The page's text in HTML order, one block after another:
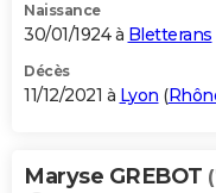
Naissance
30/01/1924 à Bletterans
Décès
11/12/2021 à Lyon (
Maryse GREBOT